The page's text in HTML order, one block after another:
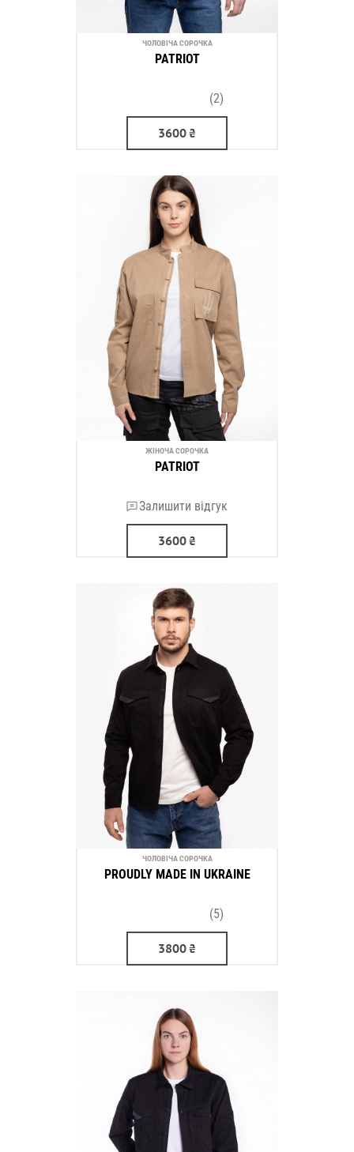
ЧОЛОВІЧА СОРОЧКА
PATRIOT
(2)
3600₴
ЖІНОЧА СОРОЧКА
PATRIOT
Залишити відгук
3600₴
ЧОЛОВІЧА СОРОЧКА
PROUDLY MADE IN UKRAINE
(5)
3800₴